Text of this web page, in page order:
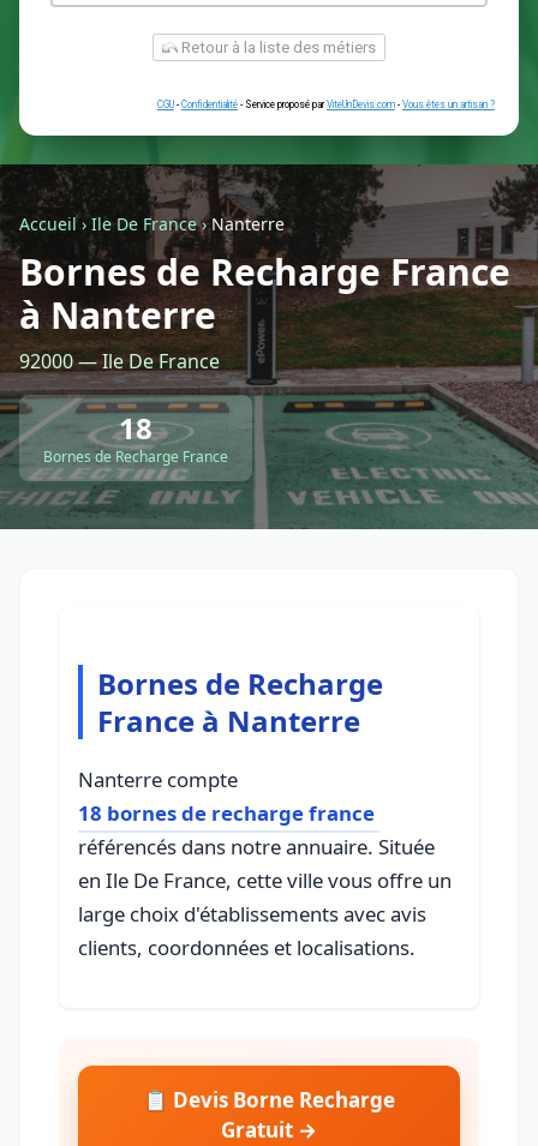
Une simple prise
Je ne sais pas encore
Autre
Retour à la liste des métiers
CGU-Confidentialité- Service proposé parViteUnDevis.com-Vous
Accueil› Ile De France›Nanterre
Bornes de Recharge France
à Nanterre
92000 — Ile De France
18
Bornes de Recharge France
Bornes de Recharge
France à Nanterre
Nanterre compte
18 bornes de recharge france
référencés dans notre annuaire. Située
en Ile De France, cette ville vous offre un
large choix d'établissements avec avis
clients, coordonnées et localisations.
📋 Devis Borne Recharge
Gratuit →